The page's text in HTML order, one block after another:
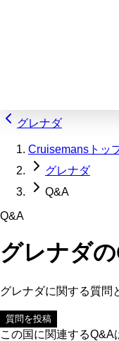
グレナダ
Cruisemansトッ
グレナダ
Q&A
Q&A
グレナダ
グレナダに関する質問
質問を投稿
この国に関連するQ&A